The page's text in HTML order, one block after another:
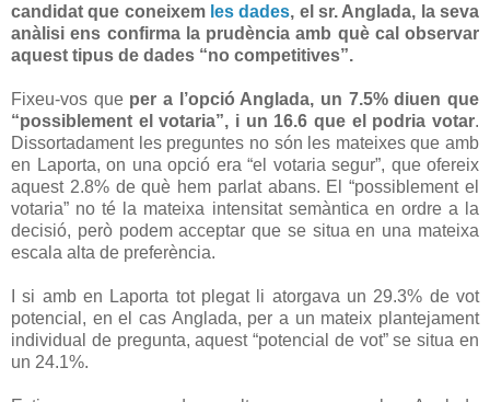
candidat que coneixem les dades, el sr. Anglada, la seva
anàlisi ens confirma la prudència amb què cal observar
aquest tipus de dades “no competitives”.
Fixeu-vos que per a l’opció Anglada, un 7.5% diuen que
“possiblement el votaria”, i un 16.6 que el podria votar.
Dissortadament les preguntes no són les mateixes que amb
en Laporta, on una opció era “el votaria segur”, que ofereix
aquest 2.8% de què hem parlat abans. El “possiblement el
votaria” no té la mateixa intensitat semàntica en ordre a la
decisió, però podem acceptar que se situa en una mateixa
escala alta de preferència.
I si amb en Laporta tot plegat li atorgava un 29.3% de vot
potencial, en el cas Anglada, per a un mateix plantejament
individual de pregunta, aquest “potencial de vot” se situa en
un 24.1%.